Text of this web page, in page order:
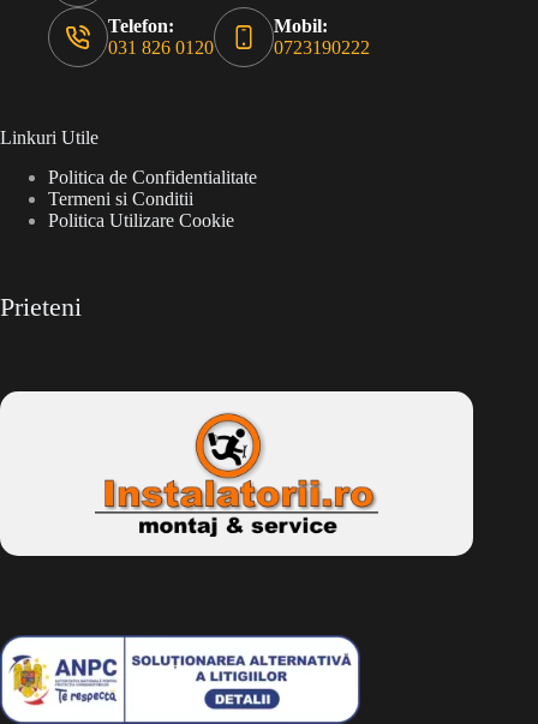
Telefon:
031 826 0120
Mobil:
0723190222
Linkuri Utile
Politica de Confidentialitate
Termeni si Conditii
Politica Utilizare Cookie
Prieteni